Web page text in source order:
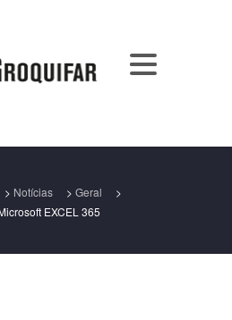
> Notícias > Geral
>
EXCEL 365